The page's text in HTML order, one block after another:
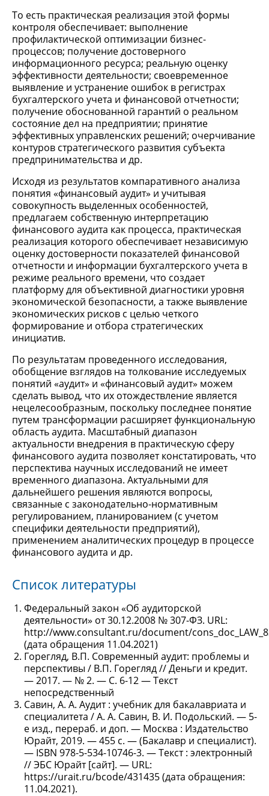
То есть практическая реализация этой формы
контроля обеспечивает: выполнение
профилактической оптимизации бизнес-
процессов; получение достоверного
информационного ресурса; реальную оценку
эффективности деятельности; своевременное
выявление и устранение ошибок в регистрах
бухгалтерского учета и финансовой отчетности;
получение обоснованной гарантий о реальном
состояние дел на предприятии; принятие
эффективных управленских решений; очерчивание
контуров стратегического развития субъекта
предпринимательства и др.
Исходя из результатов компаративного анализа
понятия «финансовый аудит» и учитывая
совокупность выделенных особенностей,
предлагаем собственную интерпретацию
финансового аудита как процесса, практическая
реализация которого обеспечивает независимую
оценку достоверности показателей финансовой
отчетности и информации бухгалтерского учета в
режиме реального времени, что создает
платформу для объективной диагностики уровня
экономической безопасности, а также выявление
экономических рисков с целью четкого
формирование и отбора стратегических
инициатив.
По результатам проведенного исследования,
обобщение взглядов на толкование исследуемых
понятий «аудит» и «финансовый аудит» можем
сделать вывод, что их отождествление является
нецелесообразным, поскольку последнее понятие
путем трансформации расширяет функциональную
область аудита. Масштабный диапазон
актуальности внедрения в практическую сферу
финансового аудита позволяет констатировать, что
перспектива научных исследований не имеет
временного диапазона. Актуальными для
дальнейшего решения являются вопросы,
связанные с законодательно-нормативным
регулированием, планированием (с учетом
специфики деятельности предприятий),
применением аналитических процедур в процессе
финансового аудита и др.
Список литературы
Федеральный закон «Об аудиторской
деятельности» от 30.12.2008 № 307-ФЗ. URL:
http://www.consultant.ru/document/
(дата обращения 11.04.2021)
Горегляд, В.П. Современный аудит: проблемы и
перспективы / В.П. Горегляд // Деньги и кредит.
— 2017. — № 2. — С. 6-12 — Текст
непосредственный
Савин, А. А. Аудит : учебник для бакалавриата и
специалитета / А. А. Савин, В. И. Подольский. — 5-
е изд., перераб. и доп. — Москва : Издательство
Юрайт, 2019. — 455 с. — (Бакалавр и специалист).
— ISBN 978-5-534-10746-3. — Текст : электронный
// ЭБС Юрайт [сайт]. — URL:
https://urait.ru/bcode/431435 (дата обращения:
11.04.2021).